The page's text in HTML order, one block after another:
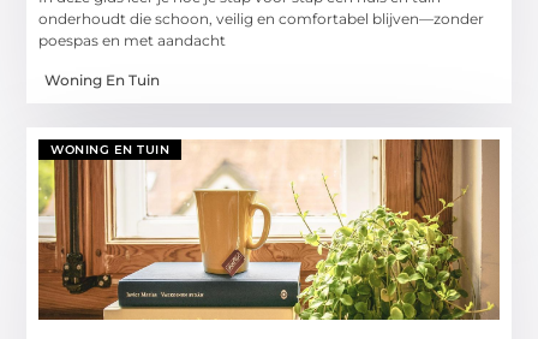
onderhoudt die schoon, veilig en comfortabel blijven—zonder
poespas en met aandacht
Woning En Tuin
WONING EN TUIN